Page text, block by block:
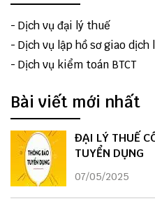
- Dịch vụ đại lý thuế
- Dịch vụ lập hồ sơ giao
- Dịch vụ kiểm toán BTCT
Bài viết mới nhất
ĐẠI LÝ THUẾ
TUYỂN DỤNG
07/05/2025